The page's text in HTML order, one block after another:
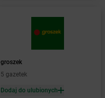
groszek
5 gazetek
Dodaj do ulubionych